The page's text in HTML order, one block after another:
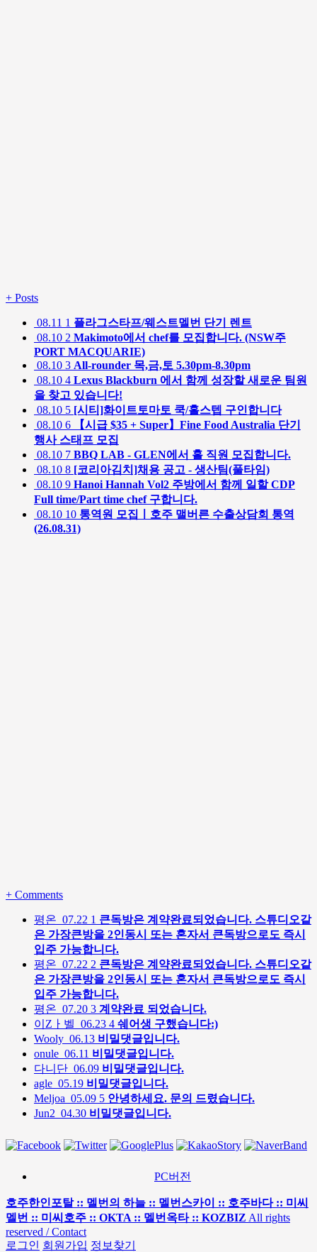
+ Posts
08.11 1 플라그스타프/웨스트멜번 단기 렌트
08.10 2 Makimoto에서 chef를 모집합니다. (NSW주
PORT MACQUARIE)
08.10 3 All-rounder 목,금,토 5.30pm-8.30pm
08.10 4 Lexus Blackburn 에서 함께 성장할 새로운 팀원
을 찾고 있습니다!
08.10 5 [시티]화이트토마토 쿡/홀스텝 구인합니다
08.10 6
【시급 $35 + Super】Fine Food Australia 단기
행사 스태프 모집
08.10 7 BBQ LAB - GLEN에서 홀 직원 모집합니다.
08.10 8 [코리아김치]채용 공고 - 생산팀(풀타임)
08.10 9 Hanoi Hannah Vol2 주방에서 함께 일할 CDP
Full time/Part time chef 구합니다.
08.10 10 통역원 모집ㅣ호주 맬버른 수출상담회 통역
(26.08.31)
+ Comments
평온 07.22 1 큰독방은 계약완료되었습니다. 스튜디오같
은 가장큰방을 2인동시 또는 혼자서 큰독방으로도 즉시
입주 가능합니다.
평온 07.22 2 큰독방은 계약완료되었습니다. 스튜디오같
은 가장큰방을 2인동시 또는 혼자서 큰독방으로도 즉시
입주 가능합니다.
평온 07.20 3 계약완료 되었습니다.
이Zㅏ벨 06.23 4 쉐어생 구했습니다:)
Wooly 06.13 비밀댓글입니다.
onule 06.11 비밀댓글입니다.
다니단 06.09 비밀댓글입니다.
agle 05.19 비밀댓글입니다.
Meljoa 05.09 5 안녕하세요. 문의 드렸습니다.
Jun2 04.30 비밀댓글입니다.
PC버전
호주한인포탈 :: 멜번의 하늘 :: 멜번스카이 :: 호주바다 :: 미씨
멜번 :: 미씨호주 :: OKTA :: 멜번옥타 :: KOZBIZ All rights
reserved / Contact
로그인 회원가입 정보찾기